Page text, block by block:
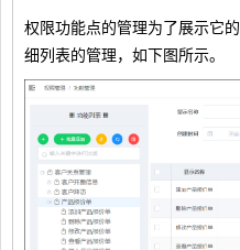
权限功能点的管理为了展示它
细列表的管理，如下图所示。